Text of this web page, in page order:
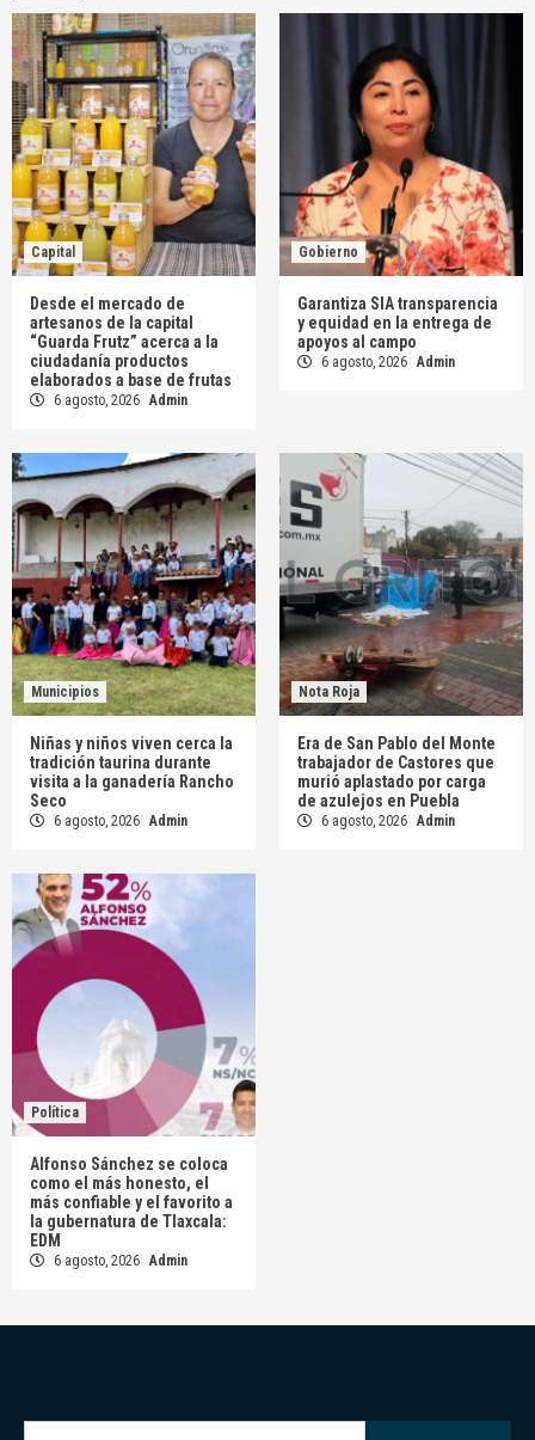
Capital
Desde el mercado de
artesanos de la capital
“Guarda Frutz” acerca a la
ciudadanía productos
elaborados a base de frutas
6 agosto, 2026 Admin
Gobierno
Garantiza SIA transparencia
y equidad en la entrega de
apoyos al campo
6 agosto, 2026 Admin
Municipios
Niñas y niños viven cerca la
tradición taurina durante
visita a la ganadería Rancho
Seco
6 agosto, 2026 Admin
Nota Roja
Era de San Pablo del Monte
trabajador de Castores que
murió aplastado por carga
de azulejos en Puebla
6 agosto, 2026 Admin
Política
Alfonso Sánchez se coloca
como el más honesto, el
más confiable y el favorito a
la gubernatura de Tlaxcala:
EDM
6 agosto, 2026 Admin